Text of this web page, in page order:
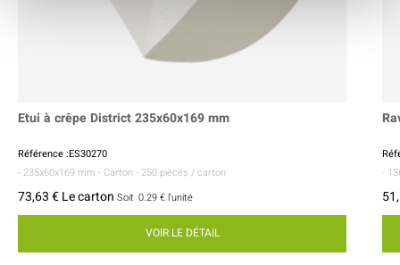
Etui à crêpe District 235x60x169 mm
Référence :ES30270
- 235x60x169 mm - Carton - 250 pièces / carton
73,63 € Le carton Soit 0.29 € l'unité
VOIR LE DÉTAIL
-